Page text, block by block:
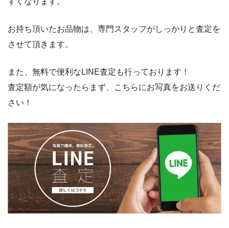
お持ち頂いたお品物は、専門スタッフがしっかりと査定を
させて頂きます。
また、無料で便利なLINE査定も行っております！
査定額が気になったらまず、こちらにお写真をお送りくだ
さい！